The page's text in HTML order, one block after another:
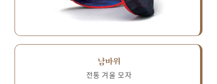
남바위
전통 겨울 모자